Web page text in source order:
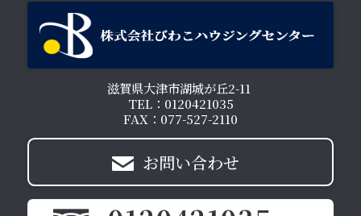
滋賀県大津市湖城が丘2-11
TEL：0120421035
FAX：077-527-2110
お問い合わせ